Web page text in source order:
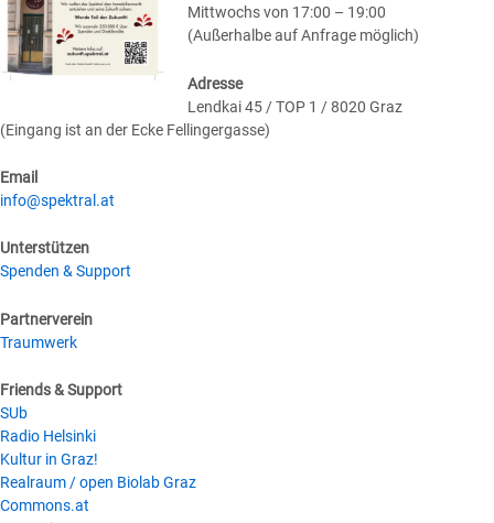
Mittwochs von 17:00 – 19:00
(Außerhalbe auf Anfrage möglich)
Adresse
Lendkai 45 / TOP 1 / 8020 Graz
(Eingang ist an der Ecke Fellingergasse)
Email
info@spektral.at
Unterstützen
Spenden & Support
Partnerverein
Traumwerk
Friends & Support
SUb
Radio Helsinki
Kultur in Graz!
Realraum / open Biolab Graz
Commons.at